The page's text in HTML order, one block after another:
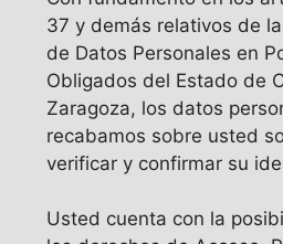
37 y demás relativos de
de Datos Personales en
Obligados del Estado de
Zaragoza, los datos
recabamos sobre usted
verificar y confirmar su
Usted cuenta con la